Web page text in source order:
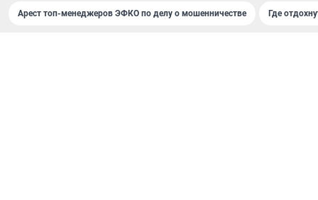
Арест топ-менеджеров ЭФКО по делу о мошенничестве Где